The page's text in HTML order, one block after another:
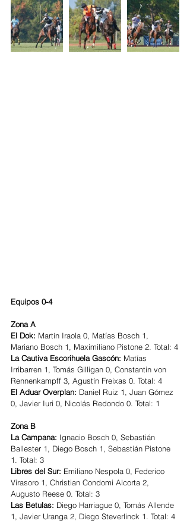
Equipos 0-4
Zona A
El Dok: Martín Iraola 0, Matías Bosch 1,
Mariano Bosch 1, Maximiliano Pistone 2. Total: 4
La Cautiva Escorihuela Gascón: Matías
Irribarren 1, Tomás Gilligan 0, Constantin von
Rennenkampff 3, Agustín Freixas 0. Total: 4
El Aduar Overplan: Daniel Ruiz 1, Juan Gómez
0, Javier Iuri 0, Nicolás Redondo 0. Total: 1
Zona B
La Campana: Ignacio Bosch 0, Sebastián
Ballester 1, Diego Bosch 1, Sebastián Pistone
1. Total: 3
Libres del Sur: Emiliano Nespola 0, Federico
Virasoro 1, Christian Condomi Alcorta 2,
Augusto Reese 0. Total: 3
Las Betulas: Diego Harriague 0, Tomás Allende
1, Javier Uranga 2, Diego Steverlinck 1. Total: 4